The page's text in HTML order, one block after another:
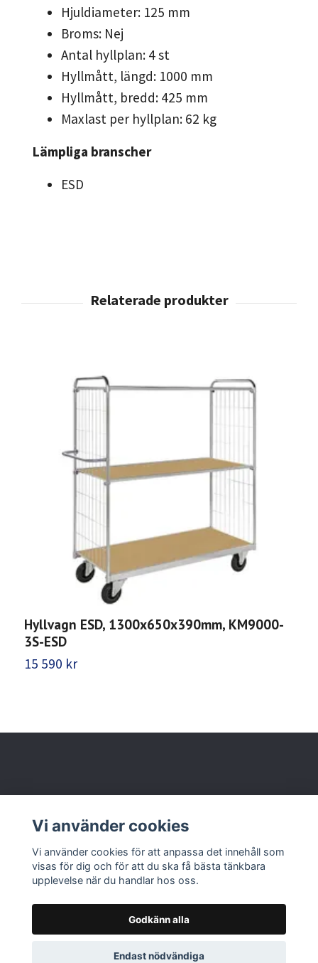
Hjuldiameter: 125 mm
Broms: Nej
Antal hyllplan: 4 st
Hyllmått, längd: 1000 mm
Hyllmått, bredd: 425 mm
Maxlast per hyllplan: 62 kg
Lämpliga branscher
ESD
Hyllvagn ESD, 1300x650x390mm, KM9000-
3S-ESD
15 590 kr
Läs mer
© 2026 Nolbox AB
Vi använder cookies
Vi använder cookies för att anpassa det innehåll som
visas för dig och för att du ska få bästa tänkbara
upplevelse när du handlar hos oss.
Godkänn alla
Endast nödvändiga